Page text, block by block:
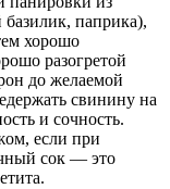
паприка),
хорошо
разогретой
до желаемой
свинину на
и сочность.
если при
сок — это